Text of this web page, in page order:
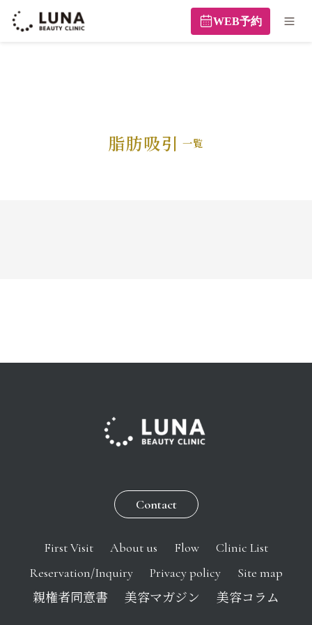
WEB予約
脂肪吸引
Contact
First Visit About us Flow
Clinic List
Reservation/Inquiry
Privacy policy
Site map
親権者同意書
美容マガジン 美容コラム